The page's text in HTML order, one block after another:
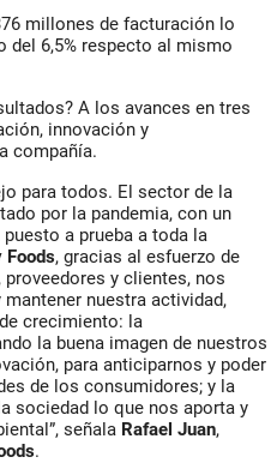
millones de facturación lo
del 6,5% respecto al mismo
A los avances en tres
innovación y
compañía.
para todos. El sector de la
por la pandemia, con un
a prueba a toda la
Foods, gracias al esfuerzo de
y clientes, nos
nuestra actividad,
crecimiento: la
la buena imagen de nuestros
para anticiparnos y poder
de los consumidores; y la
sociedad lo que nos aporta y
señala Rafael Juan,
.